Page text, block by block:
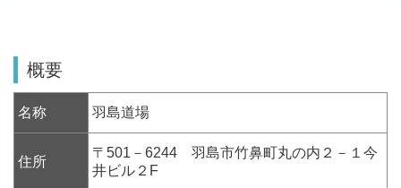
概要
名称 羽島道場
住所
〒501－6244 羽島市竹鼻町丸の内２－１今
井ビル２F